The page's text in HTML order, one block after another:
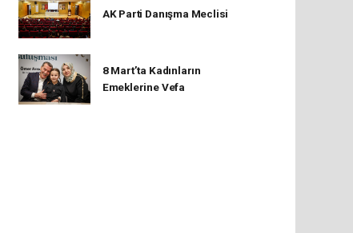
AK Parti Danışma Meclisi
8 Mart’ta Kadınların
Emeklerine Vefa